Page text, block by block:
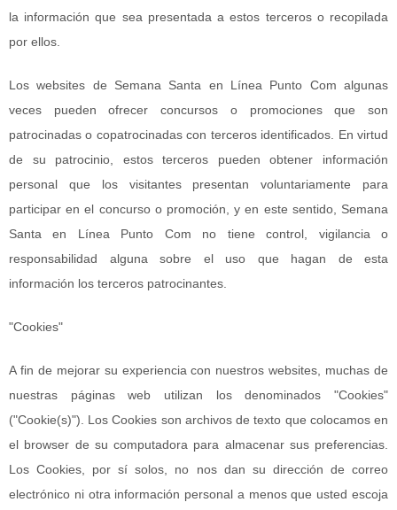
la información que sea presentada a estos terceros o recopilada
por ellos.
Los websites de Semana Santa en Línea Punto Com algunas
veces pueden ofrecer concursos o promociones que son
patrocinadas o copatrocinadas con terceros identificados. En virtud
de su patrocinio, estos terceros pueden obtener información
personal que los visitantes presentan voluntariamente para
participar en el concurso o promoción, y en este sentido, Semana
Santa en Línea Punto Com no tiene control, vigilancia o
responsabilidad alguna sobre el uso que hagan de esta
información los terceros patrocinantes.
"Cookies"
A fin de mejorar su experiencia con nuestros websites, muchas de
nuestras páginas web utilizan los denominados "Cookies"
("Cookie(s)"). Los Cookies son archivos de texto que colocamos en
el browser de su computadora para almacenar sus preferencias.
Los Cookies, por sí solos, no nos dan su dirección de correo
electrónico ni otra información personal a menos que usted escoja